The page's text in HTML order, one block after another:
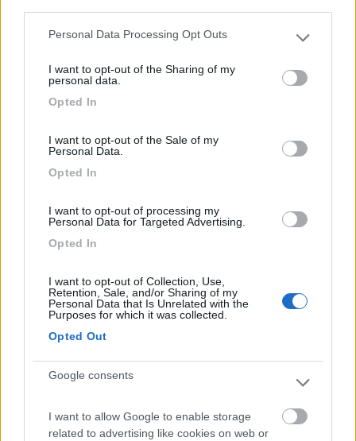
Please note that this website/app uses one or more Google
not limited to your visit or usage behaviour. You may click to
grant or deny consent to Google and its third-party tags to
use your data for below specified purposes in below Google
Personal Data Processing Opt Outs
I want to opt-out of the Sharing of my
personal data.
Opted In
I want to opt-out of the Sale of my
Personal Data.
Opted In
I want to opt-out of processing my
Personal Data for Targeted Advertising.
Opted In
I want to opt-out of Collection, Use,
Retention, Sale, and/or Sharing of my
Personal Data that Is Unrelated with the
Purposes for which it was collected.
Opted Out
Google consents
I want to allow Google to enable storage
related to advertising like cookies on web or
Area di sosta (PS)
La Collina del Cavaliere
Caramanico Terme (PE) - 15.2km
Contrada Canale 38